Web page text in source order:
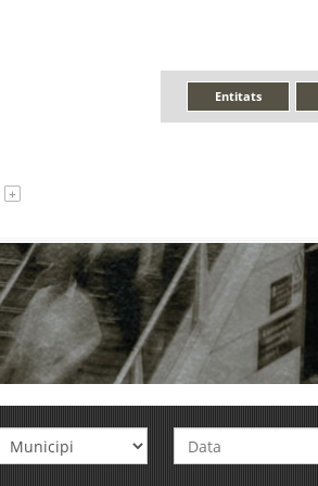
Entitats